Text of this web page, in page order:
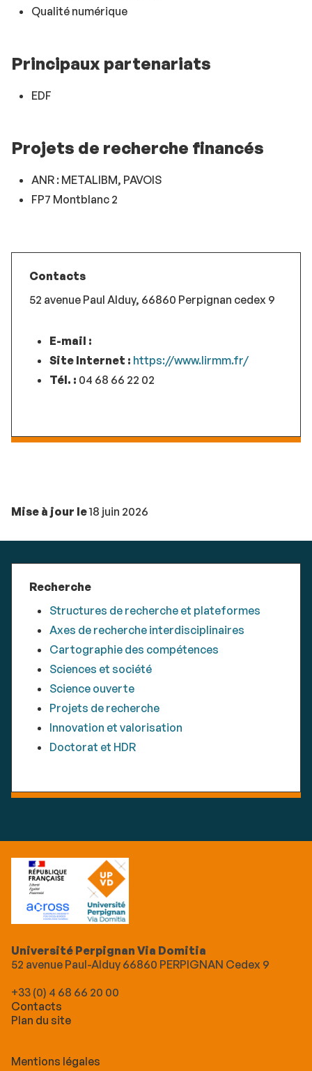
Qualité numérique
Principaux partenariats
EDF
Projets de recherche financés
ANR : METALIBM, PAVOIS
FP7 Montblanc 2
Contacts
52 avenue Paul Alduy, 66860 Perpignan cedex 9
E-mail :
Site Internet : https://www.lirmm.fr/
Tél. : 04 68 66 22 02
Mise à jour le18 juin 2026
Recherche
Structures de recherche et plateformes
Axes de recherche interdisciplinaires
Cartographie des compétences
Sciences et société
Science ouverte
Projets de recherche
Innovation et valorisation
Doctorat et HDR
Université Perpignan Via Domitia
52 avenue Paul-Alduy 66860 PERPIGNAN Cedex 9
+33 (0) 4 68 66 20 00
Contacts
Plan du site
Mentions légales